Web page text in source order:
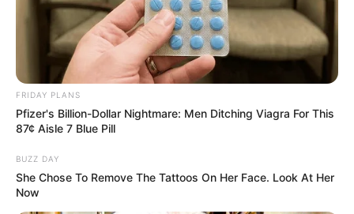
FRIDAY PLANS
Pfizer's Billion-Dollar Nightmare: Men Ditching Viagra For This
87¢ Aisle 7 Blue Pill
BUZZ DAY
She Chose To Remove The Tattoos On Her Face. Look At Her
Now